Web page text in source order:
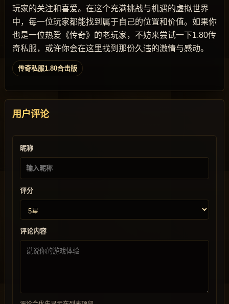
玩家的关注和喜爱。在这个充满挑战与机遇的虚拟世界
中，每一位玩家都能找到属于自己的位置和价值。如果你
也是一位热爱《传奇》的老玩家，不妨来尝试一下1.80传
奇私服，或许你会在这里找到那份久违的激情与感动。
传奇私服1.80合击版
用户评论
昵称
评分
评论内容